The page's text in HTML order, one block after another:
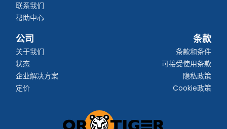
联系我们
帮助中心
公司
关于我们
状态
企业解决方案
定价
条款
条款和条件
可接受使用条款
隐私政策
Cookie政策